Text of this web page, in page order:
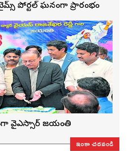
పోర్టల్ ఘనంగా ప్రారంభం
వైఎస్సార్‌ జయంతి
ఇంకా చదవండి